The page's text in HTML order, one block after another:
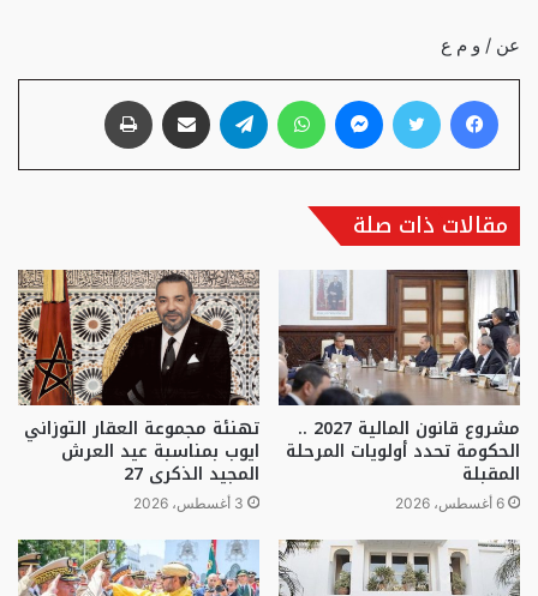
عن / و م ع
فيسبوك تويتر ماسنجر واتساب تيلقرام مشاركة عبر البريد
مقالات ذات صلة
مشروع قانون المالية 2027 ..
الحكومة تحدد أولويات المرحلة
المقبلة
6 أغسطس، 2026
تهنئة مجموعة العقار التوزاني
ايوب بمناسبة عيد العرش
المجيد الذكرى 27
3 أغسطس، 2026